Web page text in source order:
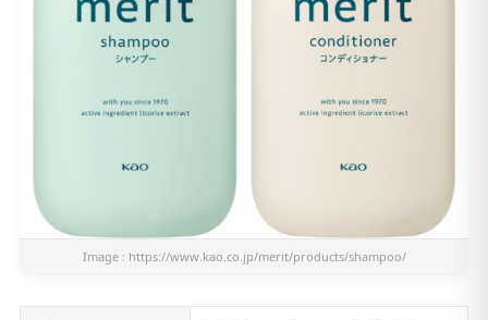
Image : https://www.kao.co.jp/merit/products/shampoo/